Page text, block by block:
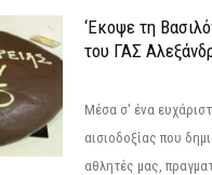
‘Εκοψε τη
του ΓΑΣ
Μέσα σ' ένα
αισιοδοξίας που
αθλητές μας,